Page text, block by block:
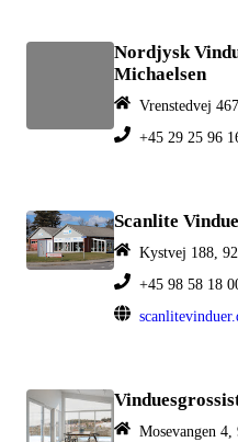
Nordjysk
Michaelsen
Vrenstedvej
+45 29 25 96
Scanlite
Kystvej 188,
+45 98 58 18
Mosevangen